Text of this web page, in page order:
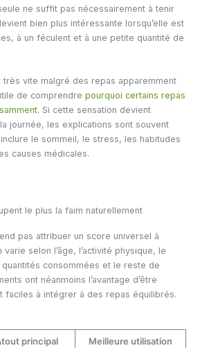
ne suffit pas nécessairement à tenir
bien plus intéressante lorsqu’elle est
à un féculent et à une petite quantité de
très vite malgré des repas apparemment
de comprendre pourquoi certains repas
. Si cette sensation devient
journée, les explications sont souvent
le sommeil, le stress, les habitudes
causes médicales.
le plus la faim naturellement
pas attribuer un score universel à
varie selon l’âge, l’activité physique, le
consommées et le reste de
ont néanmoins l’avantage d’être
faciles à intégrer à des repas équilibrés.
principal Meilleure utilisation